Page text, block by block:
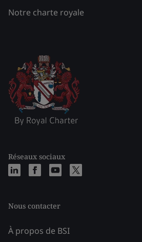
Notre charte royale
Réseaux sociaux
Nous contacter
À propos de BSI